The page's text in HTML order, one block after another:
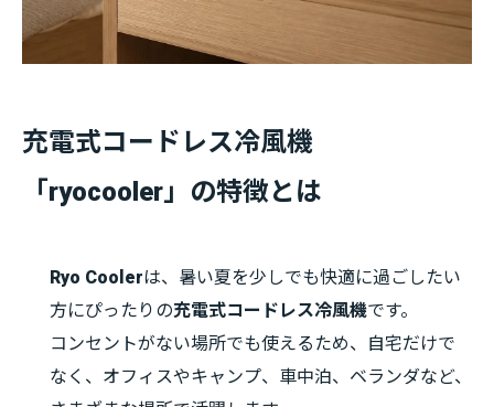
充電式コードレス冷風機
「ryocooler」の特徴とは
Ryo Coolerは、暑い夏を少しでも快適に過ごしたい
方にぴったりの充電式コードレス冷風機です。
コンセントがない場所でも使えるため、自宅だけで
なく、オフィスやキャンプ、車中泊、ベランダなど、